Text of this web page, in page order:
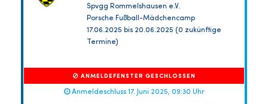
Spvgg Rommelshausen e.V.
Porsche Fußball-Mädchencamp
17.06.2025 bis 20.06.2025 (0 zukünftige
Termine)
ANMELDEFENSTER GESCHLOSSEN
Anmeldeschluss 17. Juni 2025, 09:30 Uhr